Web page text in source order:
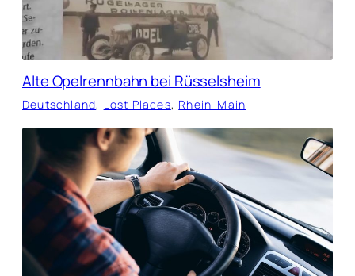
Alte Opelrennbahn bei Rüsselsheim
Deutschland, Lost Places, Rhein-Main